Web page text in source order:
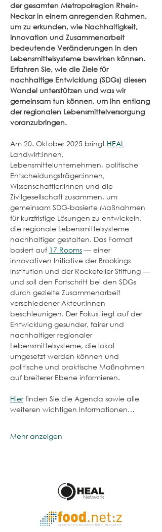
der gesamten Metropolregion Rhein-
Neckar in einem anregenden Rahmen,
um zu erkunden, wie Nachhaltigkeit,
Innovation und Zusammenarbeit
bedeutende Veränderungen in den
Lebensmittelsysteme bewirken können.
Erfahren Sie, wie die Ziele für
nachhaltige Entwicklung (SDGs) diesen
Wandel unterstützen und was wir
gemeinsam tun können, um ihn entlang
der regionalen Lebensmittelversorgung
voranzubringen.
Am 20. Oktober 2025 bringt HEAL
Landwirt:innen,
Lebensmittelunternehmen, politische
Entscheidungsträger:innen,
Wissenschaftler:innen und die
Zivilgesellschaft zusammen, um
gemeinsam SDG-basierte Maßnahmen
für kurzfristige Lösungen zu entwickeln,
die regionale Lebensmittelsysteme
nachhaltiger gestalten. Das Format
basiert auf 17 Rooms — einer
innovativen Initiative der Brookings
Institution und der Rockefeller Stiftung —
und soll den Fortschritt bei den SDGs
durch gezielte Zusammenarbeit
verschiedener Akteur:innen
beschleunigen. Der Fokus liegt auf der
Entwicklung gesunder, fairer und
nachhaltiger regionaler
Lebensmittelsysteme, die lokal
umgesetzt werden können und
politische und praktische Maßnahmen
auf breiterer Ebene informieren.
Hier finden Sie die Agenda sowie alle
weiteren wichtigen Informationen…
Mehr anzeigen